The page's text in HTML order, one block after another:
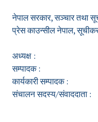
नेपाल सरकार, सञ्चार तथा
प्रेस काउन्सील नेपाल,
अध्यक्ष :
सम्पादक :
कार्यकारी सम्पादक :
संचालन सदस्य/संवाददाता :